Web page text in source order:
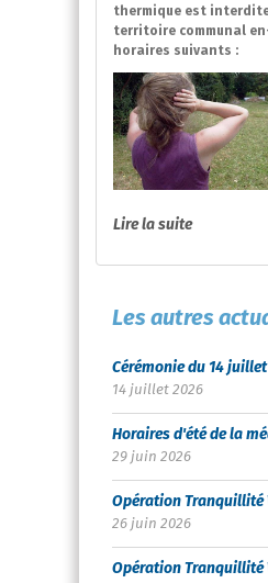
thermique est
territoire communal
horaires suivants :
Lire la suite
Les autres
Cérémonie du 14
14 juillet 2026
Horaires d'été de la
29 juin 2026
Opération Tranquillité
26 juin 2026
Opération Tranquillité